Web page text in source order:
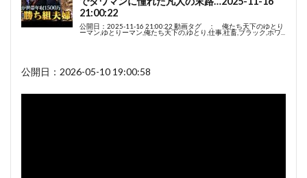
公開日：2026-05-10 19:00:58